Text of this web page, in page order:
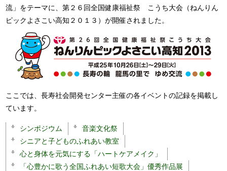
調査研究
流」をテーマに、第２６回全国健康福祉祭 こうち大会（ねんりん
ピックよさこい高知２０１３）が開催されました。
ここでは、長寿社会開発センター主催の各イベントの記録を掲載し
ています。
シンポジウム
音楽文化祭
シニアと子どものふれあい教室
心と身体を元気にする「ハートケアメイク」
「心豊かに歌う全国ふれあい短歌大会」優秀作品展